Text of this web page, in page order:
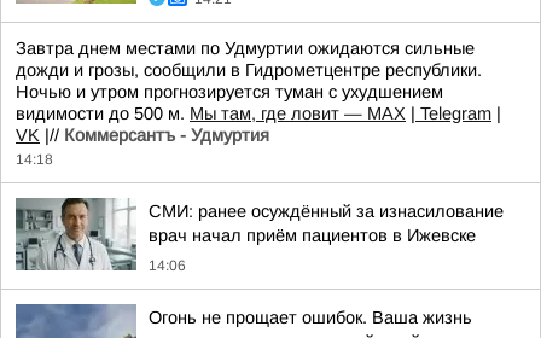
Завтра днем местами по Удмуртии ожидаются сильные
дожди и грозы, сообщили в Гидрометцентре республики.
Ночью и утром прогнозируется туман с ухудшением
видимости до 500 м. Мы там, где ловит — MAX | Telegram |
VK |// Коммерсантъ - Удмуртия
14:18
СМИ: ранее осуждённый за изнасилование
врач начал приём пациентов в Ижевске
14:06
Огонь не прощает ошибок. Ваша жизнь